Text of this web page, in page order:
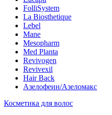
FolliSystem
La Biosthetique
Lebel
Mane
Mesopharm
Med Planta
Revivogen
Revivexil
Hair Back
Азелофеин/Aзеломакс
Косметика для волос